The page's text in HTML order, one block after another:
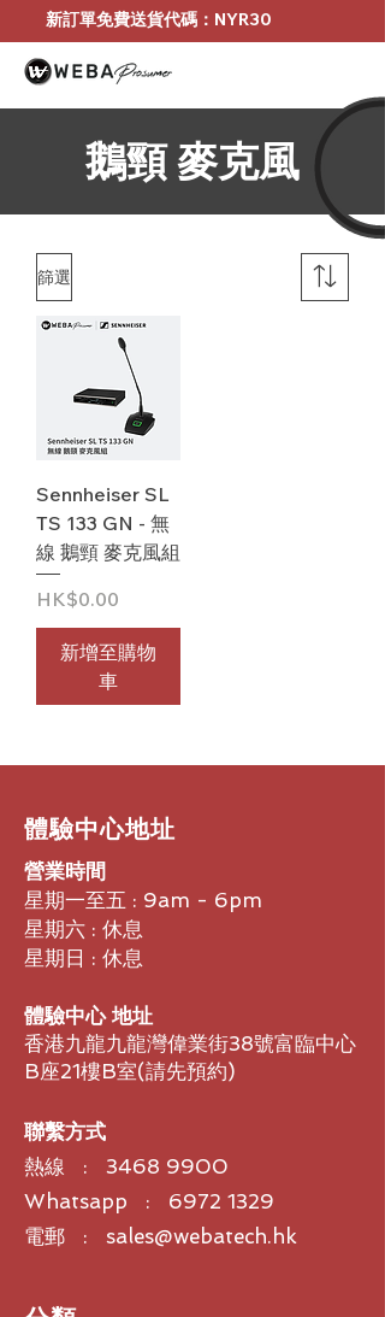
新訂單免費送貨代碼：NYR30
鵝頸 麥克風
篩選
Sennheiser SL
TS 133 GN - 無
線 鵝頸 麥克風組
價格
HK$0.00
新增至購物
車
​體驗中心地址
營業時間
星期一至五 : 9am - 6pm
星期六 : 休息
星期日 : 休息
體驗中心 地址
香港九龍九龍灣偉業街38號富臨中心
B座21樓B室​(請先預約)
聯繫方式
熱線 : 3468 9900
Whatsapp : 6972 1329
電郵 : sales@webatech.hk